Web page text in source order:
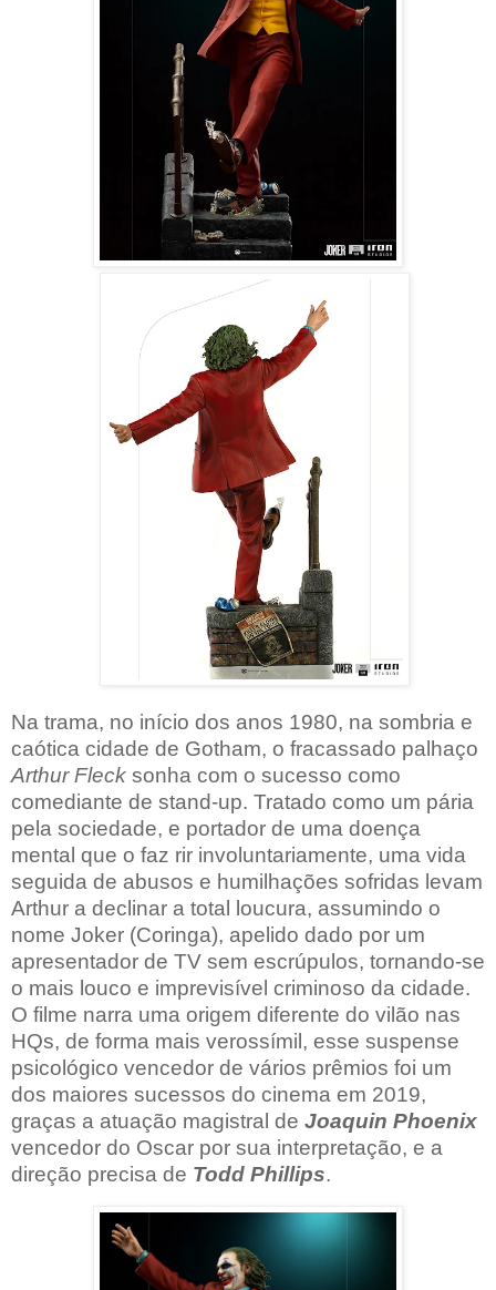
Na trama, no início dos anos 1980, na sombria e
caótica cidade de Gotham, o fracassado palhaço
Arthur Fleck sonha com o sucesso como
comediante de stand-up. Tratado como um pária
pela sociedade, e portador de uma doença
mental que o faz rir involuntariamente, uma vida
seguida de abusos e humilhações sofridas levam
Arthur a declinar a total loucura, assumindo o
nome Joker (Coringa), apelido dado por um
apresentador de TV sem escrúpulos, tornando-se
o mais louco e imprevisível criminoso da cidade.
O filme narra uma origem diferente do vilão nas
HQs, de forma mais verossímil, esse suspense
psicológico vencedor de vários prêmios foi um
dos maiores sucessos do cinema em 2019,
graças a atuação magistral de Joaquin Phoenix
vencedor do Oscar por sua interpretação, e a
direção precisa de Todd Phillips.